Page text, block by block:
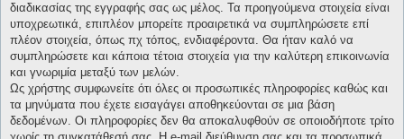
διαδικασίας της εγγραφής σας ως μέλος. Τα προηγούμενα στοιχεία είναι
υποχρεωτικά, επιπλέον μπορείτε προαιρετικά να συμπληρώσετε επί
πλέον στοιχεία, όπως πχ τόπος, ενδιαφέροντα. Θα ήταν καλό να
συμπληρώσετε και κάποια τέτοια στοιχεία για την καλύτερη επικοινωνία
και γνωριμία μεταξύ των μελών.
Ως χρήστης συμφωνείτε ότι όλες οι προσωπικές πληροφορίες καθώς και
τα μηνύματα που έχετε εισαγάγει αποθηκεύονται σε μια βάση
δεδομένων. Οι πληροφορίες δεν θα αποκαλυφθούν σε οποιοδήποτε τρίτο